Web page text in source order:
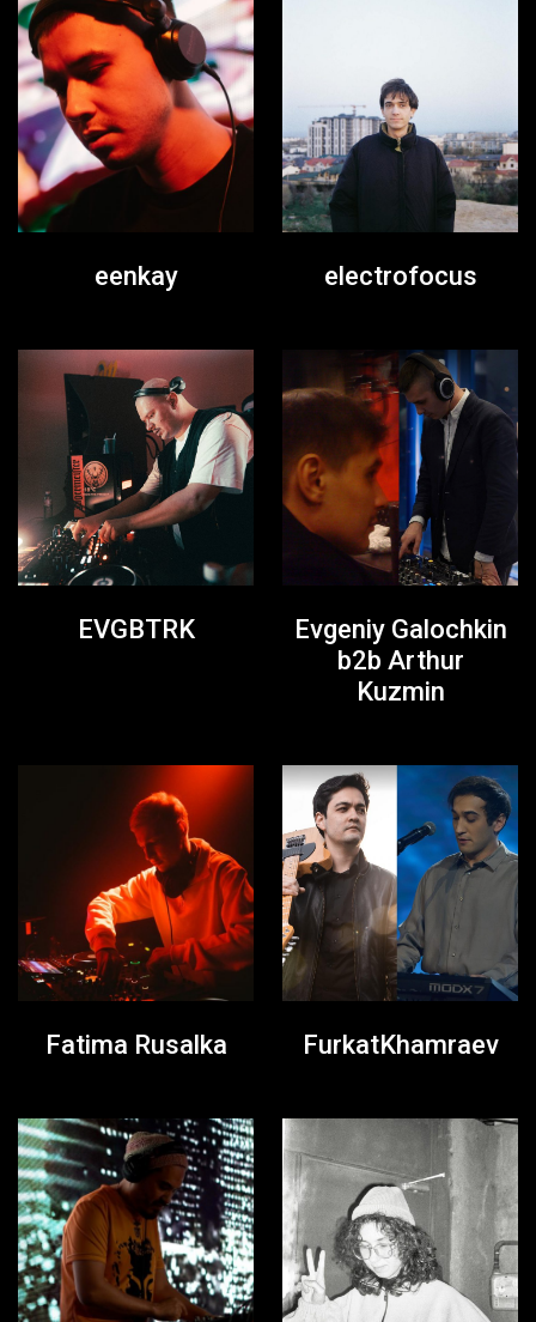
eenkay electrofocus
EVGBTRK
Evgeniy Galochkin
b2b Arthur
Kuzmin
Fatima Rusalka FurkatKhamraev